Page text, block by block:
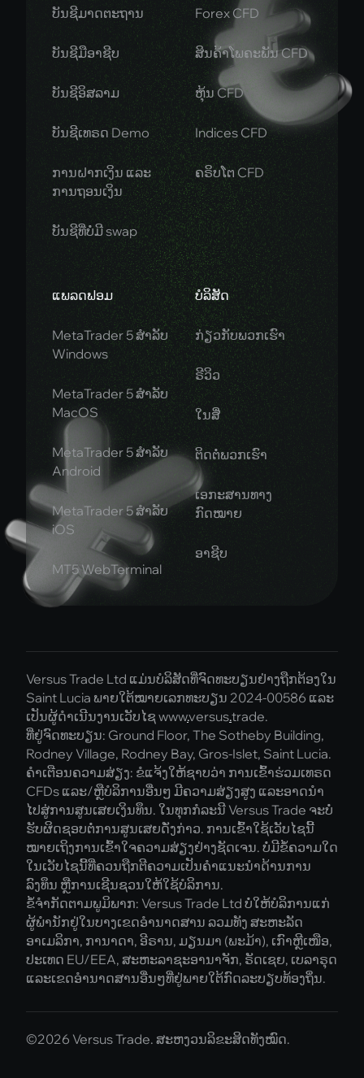
ບັນຊີມາດຕະຖານ
ບັນຊີມືອາຊີບ
ບັນຊີອິສລາມ
ບັນຊີເທຣດ Demo
ການຝາກເງິນ ແລະ
ການຖອນເງິນ
ບັນຊີທີ່ບໍ່ມີ swap
Forex CFD
ສິນຄ້າໂພຄະພັນ CFD
ຫຸ້ນ CFD
Indices CFD
ຄຣິບໂຕ CFD
ແພລດຟອມ
MetaTrader 5 ສຳລັບ
Windows
MetaTrader 5 ສຳລັບ
MacOS
MetaTrader 5 ສຳລັບ
Android
MetaTrader 5 ສຳລັບ
iOS
MT5 WebTerminal
ບໍລິສັດ
ກ່ຽວກັບພວກເຮົາ
ຣີວິວ
ໃນສື່
ຕິດຕໍ່ພວກເຮົາ
ເອກະສານທາງ
ກົດໝາຍ
ອາຊີບ
Versus Trade Ltd ແມ່ນບໍລິສັດທີ່ຈົດທະບຽນຢ່າງຖືກຕ້ອງໃນ
Saint Lucia ພາຍໃຕ້ໝາຍເລກທະບຽນ 2024-00586 ແລະ
ເປັນຜູ້ດຳເນີນງານເວັບໄຊ www.versus.trade.
ທີ່ຢູ່ຈົດທະບຽນ: Ground Floor, The Sotheby Building,
Rodney Village, Rodney Bay, Gros-Islet, Saint Lucia.
ຄຳເຕືອນຄວາມສ່ຽງ: ຂໍແຈ້ງໃຫ້ຊາບວ່າ ການເຂົ້າຮ່ວມເທຣດ
CFDs ແລະ/ຫຼືບໍລິການອື່ນໆ ມີຄວາມສ່ຽງສູງ ແລະອາດນຳ
ໄປສູ່ການສູນເສຍເງິນທຶນ. ໃນທຸກກໍລະນີ Versus Trade ຈະບໍ່
ຮັບຜິດຊອບຕໍ່ການສູນເສຍດັ່ງກ່າວ. ການເຂົ້າໃຊ້ເວັບໄຊນີ້
ໝາຍເຖິງການເຂົ້າໃຈຄວາມສ່ຽງຢ່າງຊັດເຈນ. ບໍ່ມີຂໍ້ຄວາມໃດ
ໃນເວັບໄຊນີ້ທີ່ຄວນຖືກຕີຄວາມເປັນຄຳແນະນຳດ້ານການ
ລົງທຶນ ຫຼືການເຊີນຊວນໃຫ້ໃຊ້ບໍລິການ.
ຂໍ້ຈຳກັດຕາມພູມິພາກ: Versus Trade Ltd ບໍ່ໃຫ້ບໍລິການແກ່
ຜູ້ພຳນັກຢູ່ໃນບາງເຂດອຳນາດສານ ລວມທັງ ສະຫະລັດ
ອາເມລິກາ, ການາດາ, ອີຣານ, ມຽນມາ (ພະມ້າ), ເກົາຫຼີເໜືອ,
ປະເທດ EU/EEA, ສະຫະລາຊະອານາຈັກ, ຣັດເຊຍ, ເບລາຣຸດ
ແລະເຂດອຳນາດສານອື່ນໆທີ່ຢູ່ພາຍໃຕ້ກົດລະບຽບທ້ອງຖິ່ນ.
©2026 Versus Trade. ສະຫງວນລິຂະສິດທັງໝົດ.